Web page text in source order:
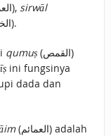
, (العمامة), sirwāl
(الخف).
qumuṣ(القمص)
ini fungsinya
dada dan
(العمائم) adalah